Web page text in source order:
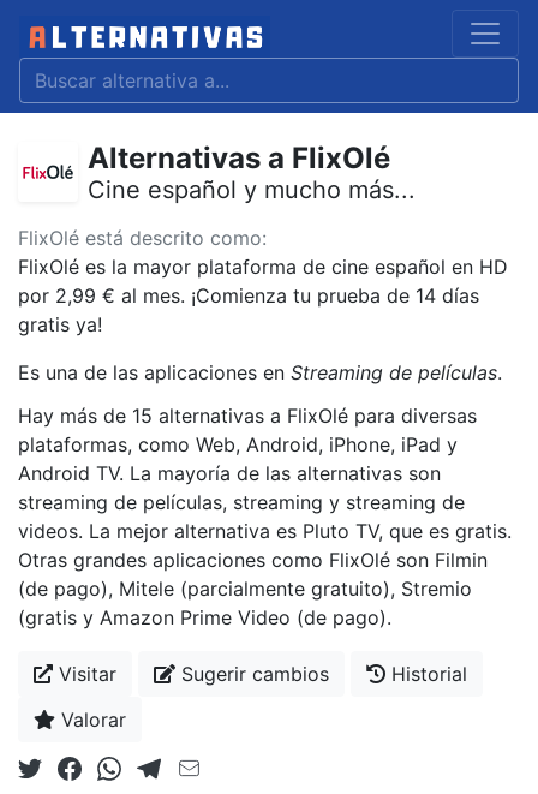
Alternativas a FlixOlé
Cine español y mucho más...
FlixOlé está descrito como:
FlixOlé es la mayor plataforma de cine español en HD
por 2,99 € al mes. ¡Comienza tu prueba de 14 días
gratis ya!
Es una de las aplicaciones en Streaming de películas.
Hay más de 15 alternativas a FlixOlé para diversas
plataformas, como Web, Android, iPhone, iPad y
Android TV. La mayoría de las alternativas son
streaming de películas, streaming y streaming de
videos. La mejor alternativa es Pluto TV, que es gratis.
Otras grandes aplicaciones como FlixOlé son Filmin
(de pago), Mitele (parcialmente gratuito), Stremio
(gratis y Amazon Prime Video (de pago).
Visitar Sugerir cambios
Historial
Valorar